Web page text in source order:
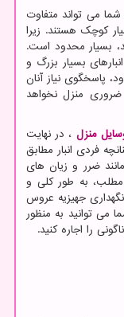
می تواند متفاوت
کوچک هستند. زیرا
بسیار محدود است.
بسیار بزرگ و
پاسخگوی نیاز آنان
ضروری منزل نخواهد
منزل ، در نهایت
فردی انبار مطابق
ضرر و زیان های
به طور کلی و
نگهداری جهیزیه عروس
می توانید به منظور
را اجاره کنید.